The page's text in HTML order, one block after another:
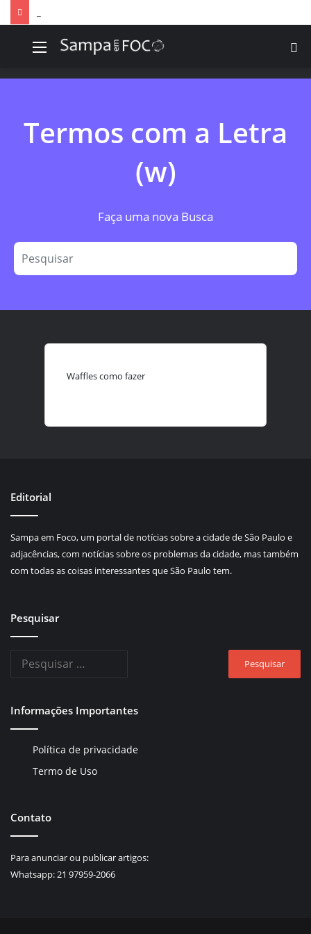
Menu
Termos com a Letra
(w)
Faça uma nova Busca
Waffles como fazer
Editorial
Sampa em Foco, um portal de notícias sobre a cidade de São Paulo e
adjacências, com notícias sobre os problemas da cidade, mas também
com todas as coisas interessantes que São Paulo tem.
Pesquisar
por:
Informações Importantes
Política de privacidade
Termo de Uso
Contato
Para anunciar ou publicar artigos:
Whatsapp:21 97959-2066